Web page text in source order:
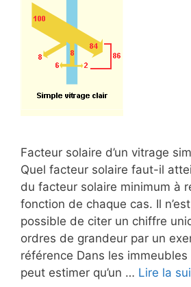
Facteur solaire d’un vitrage
Quel facteur solaire faut-il
du facteur solaire minimum à
fonction de chaque cas. Il
possible de citer un chiffre
ordres de grandeur par un
référence Dans les
peut estimer qu’un … Lire la